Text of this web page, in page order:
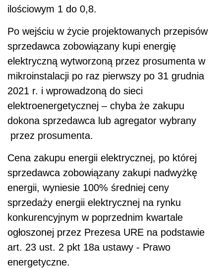
ilościowym 1 do 0,8.
Po wejściu w życie projektowanych przepisów
sprzedawca zobowiązany kupi energię
elektryczną wytworzoną przez prosumenta w
mikroinstalacji po raz pierwszy po 31 grudnia
2021 r. i wprowadzoną do sieci
elektroenergetycznej – chyba że zakupu
dokona sprzedawca lub agregator wybrany
przez prosumenta.
Cena zakupu energii elektrycznej, po której
sprzedawca zobowiązany zakupi nadwyżkę
energii, wyniesie 100% średniej ceny
sprzedaży energii elektrycznej na rynku
konkurencyjnym w poprzednim kwartale
ogłoszonej przez Prezesa URE na podstawie
art. 23 ust. 2 pkt 18a ustawy - Prawo
energetyczne.